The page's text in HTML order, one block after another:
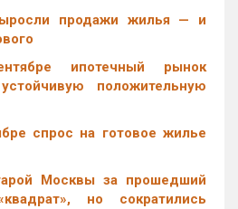
продажи жилья — и
ипотечный рынок
положительную
спрос на готовое жилье
Москвы за прошедший
но сократились